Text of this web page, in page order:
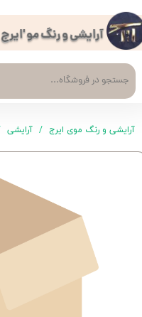
آرایشی و رنگ مو 'ایرج
حساب کاربری من
تغییر گذر واژه
سفارشات
خروج از حساب کاربری
آرایشی و رنگ موی ایرج آرایشی